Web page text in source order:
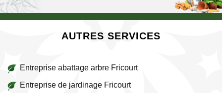
AUTRES SERVICES
Entreprise abattage arbre Fricourt
Entreprise de jardinage Fricourt